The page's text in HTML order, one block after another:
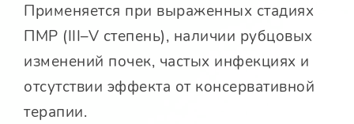
Применяется при выраженных стадиях
ПМР (III–V степень), наличии рубцовых
изменений почек, частых инфекциях и
отсутствии эффекта от консервативной
терапии.